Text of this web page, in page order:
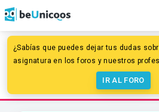
¿Sabías que puedes dejar tus dudas
asignatura en los foros y nuestros
IR AL FORO
Educación primaria
Relieve y paisaje de España y